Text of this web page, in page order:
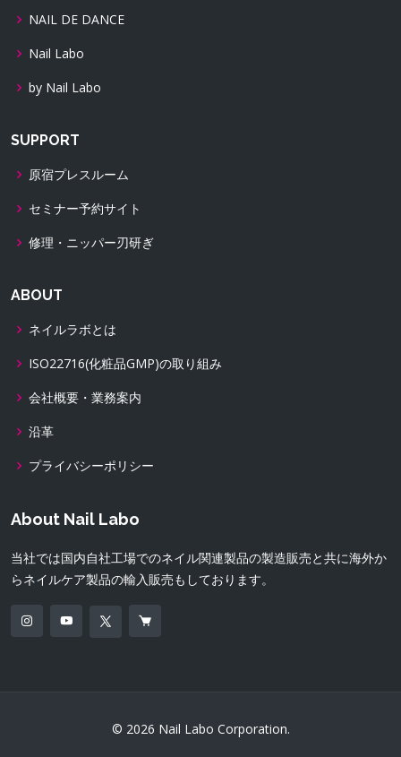
NAIL DE DANCE
Nail Labo
by Nail Labo
SUPPORT
原宿プレスルーム
セミナー予約サイト
修理・ニッパー刃研ぎ
ABOUT
ネイルラボとは
ISO22716(化粧品GMP)の取り組み
会社概要・業務案内
沿革
プライバシーポリシー
About Nail Labo
当社では国内自社工場でのネイル関連製品の製造販売と共に海外か
らネイルケア製品の輸入販売もしております。
© 2026 Nail Labo Corporation.